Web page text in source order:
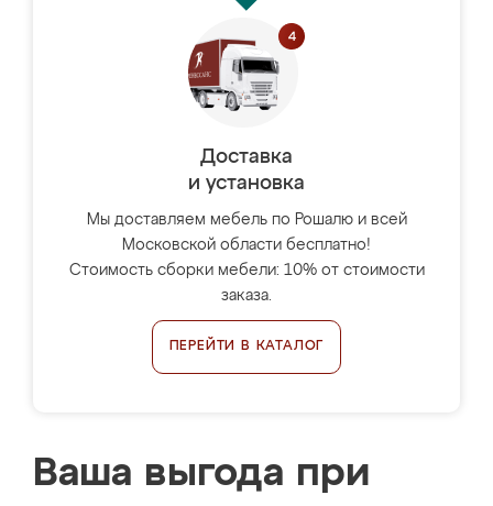
Доставка
и установка
Мы доставляем мебель по Рошалю и всей
Московской области бесплатно!
Стоимость сборки мебели: 10% от стоимости
заказа.
ПЕРЕЙТИ В КАТАЛОГ
Ваша выгода при